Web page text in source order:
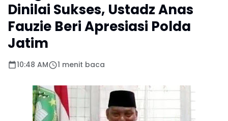
Dinilai Sukses, Ustadz Anas
Fauzie Beri Apresiasi Polda
Jatim
10:48 AM 1 menit baca